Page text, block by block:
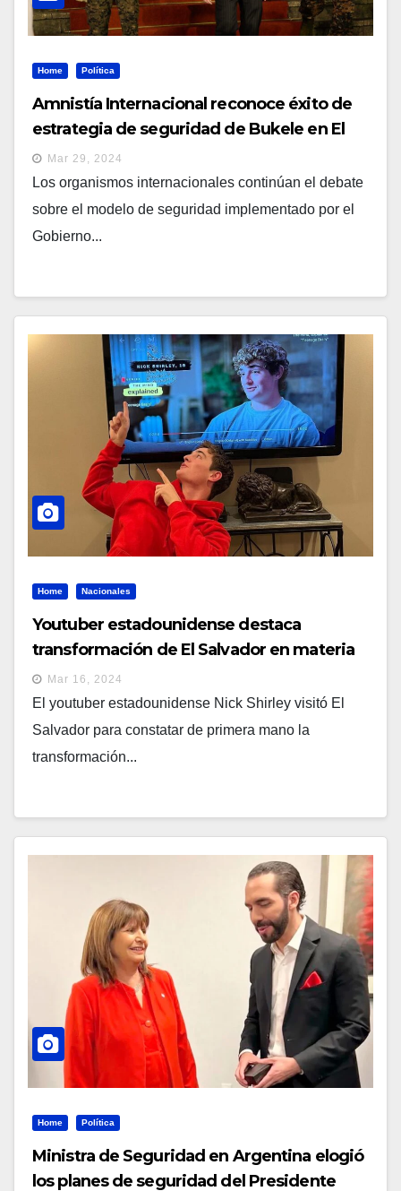
Home Política
Amnistía Internacional reconoce éxito de
estrategia de seguridad de Bukele en El
Salvador
Mar 29, 2024
Los organismos internacionales continúan el debate
sobre el modelo de seguridad implementado por el
Gobierno...
Home Nacionales
Youtuber estadounidense destaca
transformación de El Salvador en materia
de seguridad
Mar 16, 2024
El youtuber estadounidense Nick Shirley visitó El
Salvador para constatar de primera mano la
transformación...
Home Política
Ministra de Seguridad en Argentina elogió
los planes de seguridad del Presidente